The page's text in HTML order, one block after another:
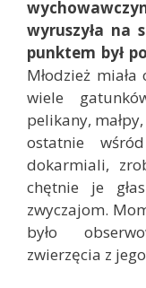
wyruszyła na
punktem był
Młodzież
wiele
pelikany,
ostatnie
dokarmiali,
chętnie je
zwyczajom.
było
zwierzęcia z